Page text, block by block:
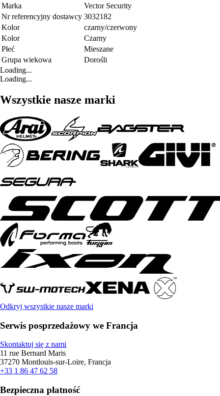
Marka
Vector Security
Nr referencyjny dostawcy 3032182
Kolor
czarny/czerwony
Kolor
Czarny
Płeć
Mieszane
Grupa wiekowa
Dorośli
Loading...
Loading...
Wszystkie nasze marki
Odkryj wszystkie nasze marki
Serwis posprzedażowy we Francja
Skontaktuj się z nami
11 rue Bernard Maris
37270 Montlouis-sur-Loire, Francja
+33 1 86 47 62 58
Bezpieczna płatność